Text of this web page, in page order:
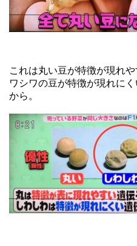
これは丸い豆が特徴が現れ
ワシワの豆が特徴が現れに
から。